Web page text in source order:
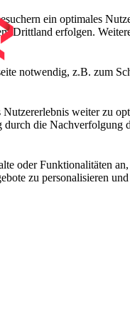
ein optimales
Drittland erfolgen.
notwendig, z.B. zum
weiter zu
die Nachverfolgung
oder Funktionalitäten
zu personalisieren